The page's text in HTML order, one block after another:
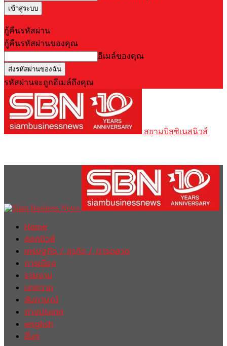
กู้คืนรหัสผ่าน
กู้คืนรหัสผ่านของคุณ
อีเมล์ของคุณ
รหัสผ่านจะถูกอีเมล์ถึงคุณ
สยามบิสซิเนสนิวส์
Home
ฮอตนิวส์
เศรษฐกิจ / ธุรกิจ / การตลาด
การเมือง
รายงาน
บทความ
สัมภาษณ์
ต่างประเทศ
english
อื่นๆ